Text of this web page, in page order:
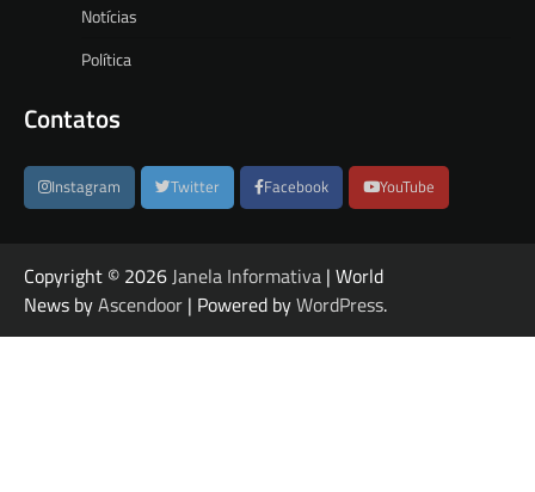
Notícias
Política
Contatos
Instagram Twitter Facebook YouTube
Copyright © 2026Janela Informativa | World
News byAscendoor | Powered byWordPress.